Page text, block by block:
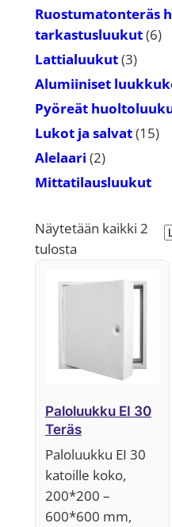
Ruostumatonteräs
tarkastusluukut 66
Lattialuukut 33
Alumiiniset
Pyöreät
Lukot ja salvat 1515
Alelaari 22
tuotetta
Mittatilausluukut
Näytetään kaikki 2
tulostaSuosituimmat
Paloluukku EI 30
Teräs
Paloluukku EI 30
katoille koko,
200*200 –
600*600 mm,